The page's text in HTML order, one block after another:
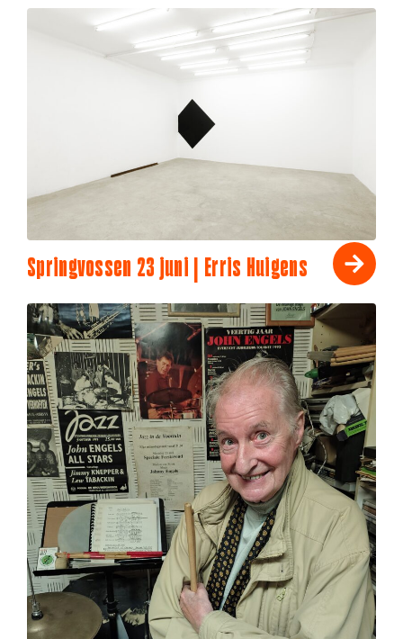
Springvossen 23 juni | Erris Huigens